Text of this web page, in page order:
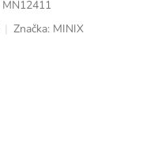
MN12411
Značka: MINIX